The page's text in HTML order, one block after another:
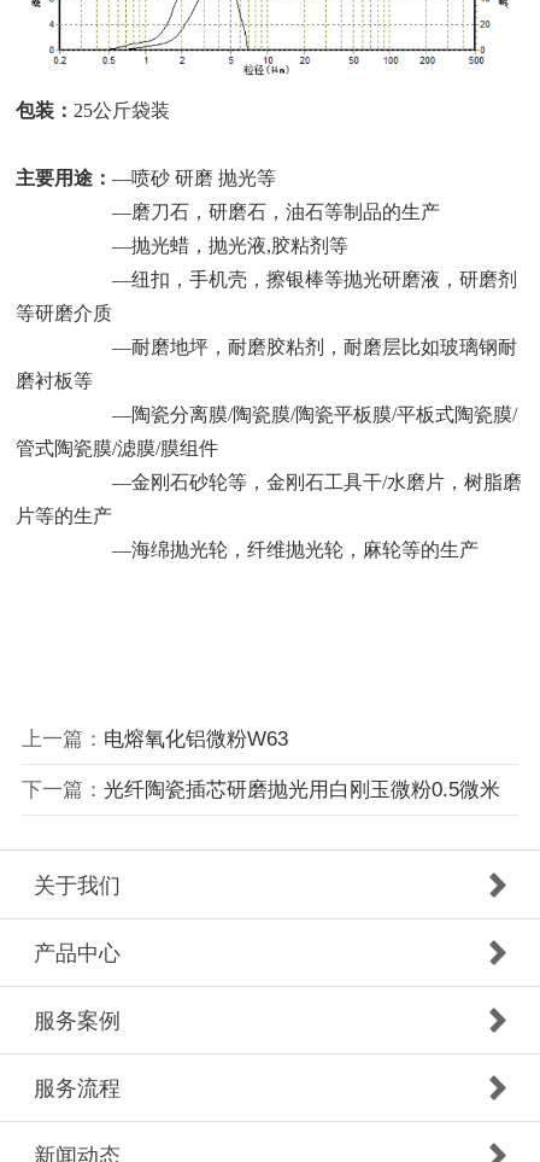
包装： 25公斤袋装
主要用途：—喷砂 研磨 抛光等
—磨刀石，研磨石，油石等制品的生产
—抛光蜡，抛光液,胶粘剂等
—纽扣，手机壳，擦银棒等抛光研磨液，研磨剂
等研磨介质
—耐磨地坪，耐磨胶粘剂，耐磨层比如玻璃钢耐
磨衬板等
—陶瓷分离膜/陶瓷膜/陶瓷平板膜/平板式陶瓷膜/
管式陶瓷膜/滤膜/膜组件
—金刚石砂轮等，金刚石工具干/水磨片，树脂磨
片等的生产
—海绵抛光轮，纤维抛光轮，麻轮等的生产
上一篇： 电熔氧化铝微粉W63
下一篇： 光纤陶瓷插芯研磨抛光用白刚玉微粉0.5微米
关于我们
产品中心
服务案例
服务流程
新闻动态